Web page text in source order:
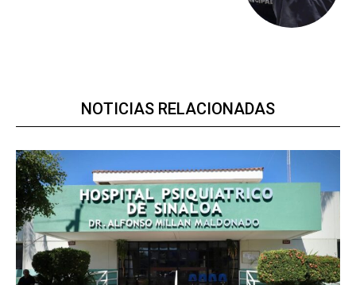
NOTICIAS RELACIONADAS